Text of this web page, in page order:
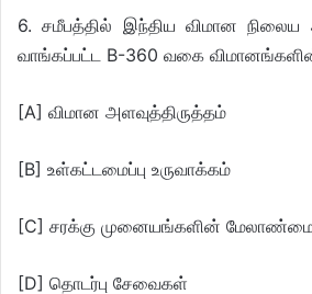
6. சமீபத்தில் இந்திய விமான
வாங்கப்பட்ட B-360 வகை
[A] விமான அளவுத்திருத்தம்
[B] உள்கட்டமைப்பு உருவாக்கம்
[C] சரக்கு முனையங்களின்
[D] தொடர்பு சேவைகள்